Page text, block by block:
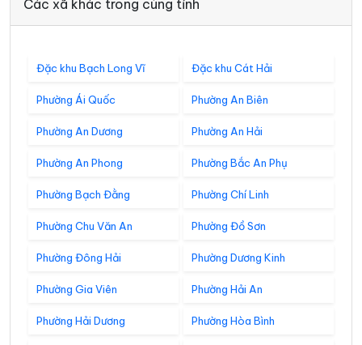
Các xã khác trong cùng tỉnh
Đặc khu Bạch Long Vĩ Đặc khu Cát Hải
Phường Ái Quốc Phường An Biên
Phường An Dương Phường An Hải
Phường An Phong Phường Bắc An Phụ
Phường Bạch Đằng Phường Chí Linh
Phường Chu Văn An Phường Đồ Sơn
Phường Đông Hải Phường Dương Kinh
Phường Gia Viên Phường Hải An
Phường Hải Dương Phường Hòa Bình